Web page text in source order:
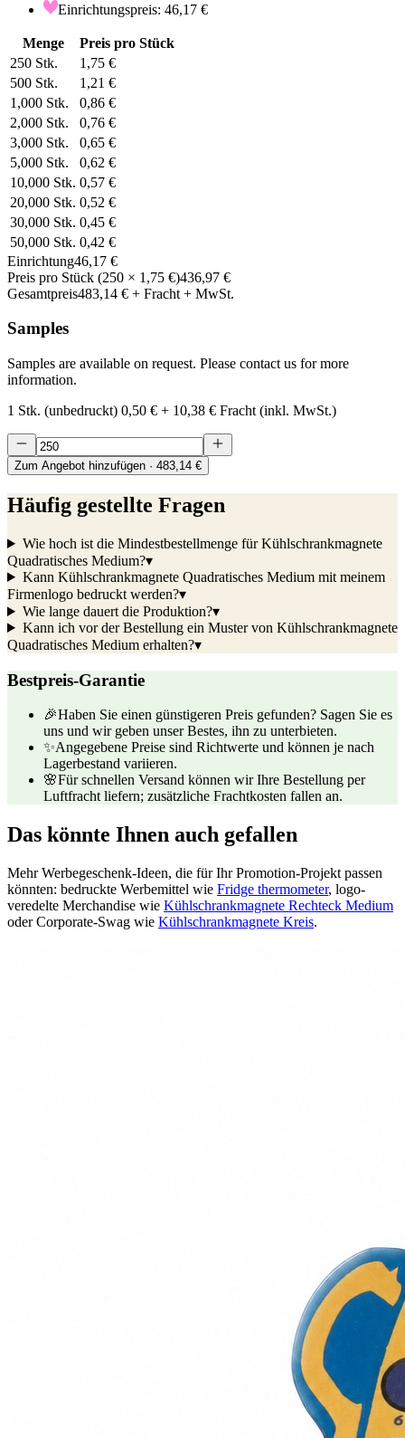
Einrichtungspreis: 46,17 €
Menge
Preis pro Stück
250 Stk.
1,75 €
500 Stk.
1,21 €
1,000 Stk.
0,86 €
2,000 Stk.
0,76 €
3,000 Stk.
0,65 €
5,000 Stk.
0,62 €
10,000 Stk. 0,57 €
20,000 Stk. 0,52 €
30,000 Stk. 0,45 €
50,000 Stk. 0,42 €
Einrichtung46,17 €
Preis pro Stück (250 × 1,75 €)436,97 €
Gesamtpreis483,14 € + Fracht + MwSt.
Samples
Samples are available on request. Please contact us for more
information.
1 Stk. (unbedruckt) 0,50 € + 10,38 € Fracht (inkl. MwSt.)
Zum Angebot hinzufügen · 483,14 €
Häufig gestellte Fragen
Wie hoch ist die Mindestbestellmenge für Kühlschrankmagnete
Quadratisches Medium?▾
Kann Kühlschrankmagnete Quadratisches Medium mit meinem
Firmenlogo bedruckt werden?▾
Wie lange dauert die Produktion?▾
Kann ich vor der Bestellung ein Muster von Kühlschrankmagnete
Quadratisches Medium erhalten?▾
Bestpreis-Garantie
🎉Haben Sie einen günstigeren Preis gefunden? Sagen Sie es
uns und wir geben unser Bestes, ihn zu unterbieten.
✨Angegebene Preise sind Richtwerte und können je nach
Lagerbestand variieren.
🌸Für schnellen Versand können wir Ihre Bestellung per
Luftfracht liefern; zusätzliche Frachtkosten fallen an.
Das könnte Ihnen auch gefallen
Mehr Werbegeschenk-Ideen, die für Ihr Promotion-Projekt passen
könnten: bedruckte Werbemittel wie Fridge thermometer, logo-
veredelte Merchandise wie Kühlschrankmagnete Rechteck Medium
oder Corporate-Swag wie Kühlschrankmagnete Kreis.